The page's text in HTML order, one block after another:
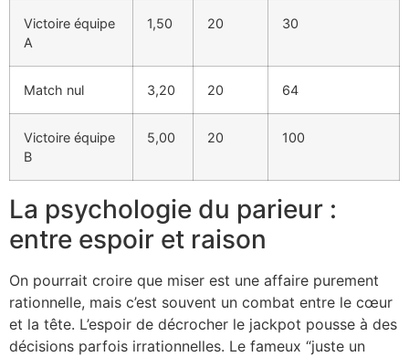
Victoire équipe
A
1,50 20 30
Match nul 3,20 20 64
Victoire équipe
B
5,00 20 100
La psychologie du parieur :
entre espoir et raison
On pourrait croire que miser est une affaire purement
rationnelle, mais c’est souvent un combat entre le cœur
et la tête. L’espoir de décrocher le jackpot pousse à des
décisions parfois irrationnelles. Le fameux “juste un